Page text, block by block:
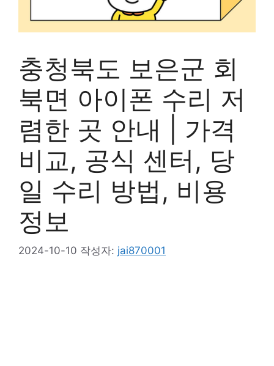
충청북도 보은군 회
북면 아이폰 수리 저
렴한 곳 안내 | 가격
비교, 공식 센터, 당
일 수리 방법, 비용
정보
2024-10-10 작성자: jai870001